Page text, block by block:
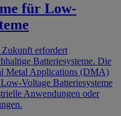
für Low-
erfordert
Batteriesysteme. Die
Metal Applications (DMA)
Voltage Batteriesysteme
Anwendungen oder